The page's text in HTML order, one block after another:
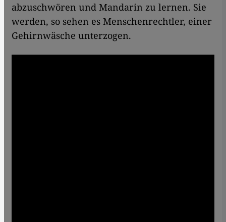
abzuschwören und Mandarin zu lernen. Sie
werden, so sehen es Menschenrechtler, einer
Gehirnwäsche unterzogen.